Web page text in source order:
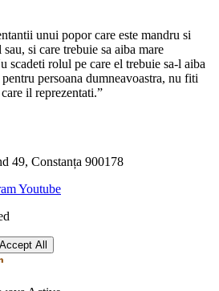
unui popor care este mandru si
si care trebuie sa aiba mare
scadeti rolul pe care el trebuie sa-l aiba
persoana dumneavoastra, nu fiti
il reprezentati.”
49, Constanța 900178
Youtube
Accept All